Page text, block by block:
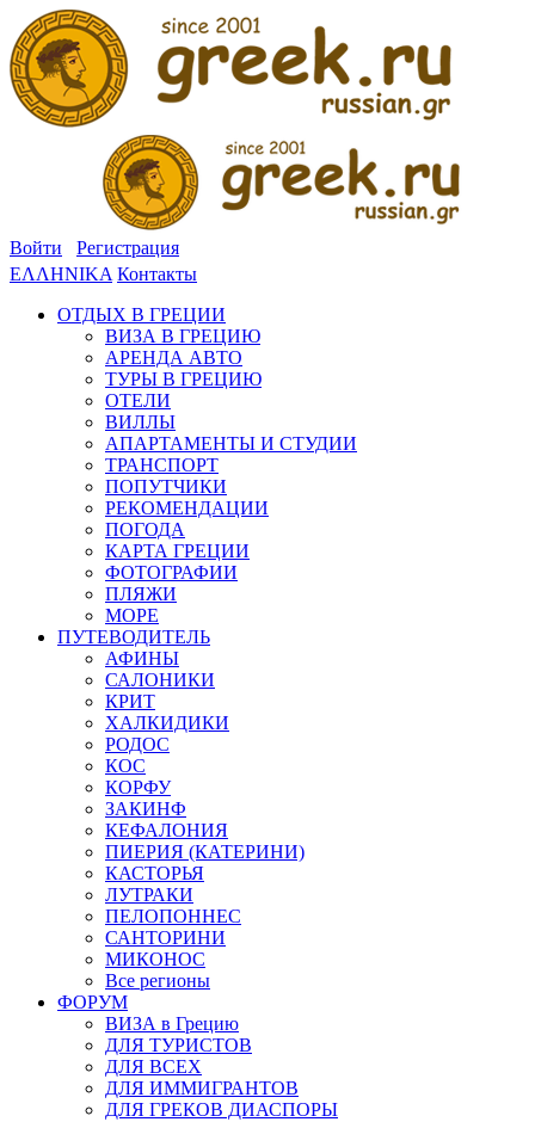
Войти
Регистрация
ΕΛΛΗΝΙΚΑ Контакты
ОТДЫХ В ГРЕЦИИ
ВИЗА В ГРЕЦИЮ
АРЕНДА АВТО
ТУРЫ В ГРЕЦИЮ
ОТЕЛИ
ВИЛЛЫ
АПАРТАМЕНТЫ И СТУДИИ
ТРАНСПОРТ
ПОПУТЧИКИ
РЕКОМЕНДАЦИИ
ПОГОДА
КАРТА ГРЕЦИИ
ФОТОГРАФИИ
ПЛЯЖИ
МОРЕ
ПУТЕВОДИТЕЛЬ
АФИНЫ
САЛОНИКИ
КРИТ
ХАЛКИДИКИ
РОДОС
КОС
КОРФУ
ЗАКИНФ
КЕФАЛОНИЯ
ПИЕРИЯ (КАТЕРИНИ)
КАСТОРЬЯ
ЛУТРАКИ
ПЕЛОПОННЕС
САНТОРИНИ
МИКОНОС
Все регионы
ФОРУМ
ВИЗА в Грецию
ДЛЯ ТУРИСТОВ
ДЛЯ ВСЕХ
ДЛЯ ИММИГРАНТОВ
ДЛЯ ГРЕКОВ ДИАСПОРЫ